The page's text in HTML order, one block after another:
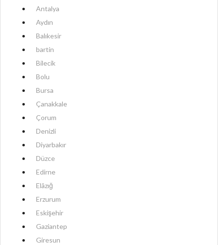
Antalya
Aydın
Balıkesir
bartin
Bilecik
Bolu
Bursa
Çanakkale
Çorum
Denizli
Diyarbakır
Düzce
Edirne
Elâzığ
Erzurum
Eskişehir
Gaziantep
Giresun